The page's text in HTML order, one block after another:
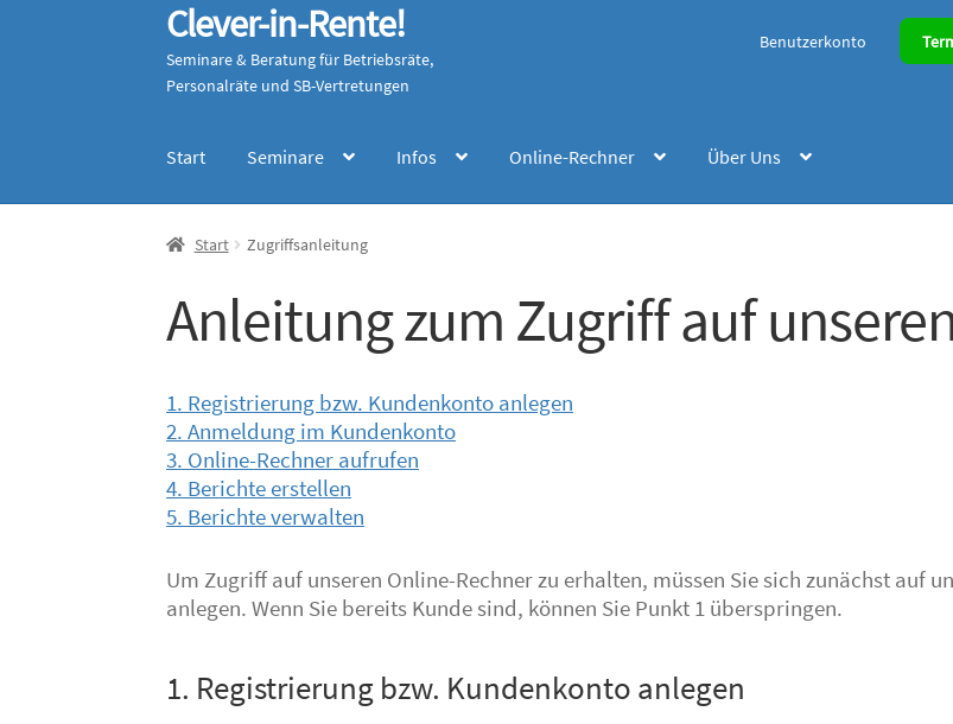
Zur
Navigation
springen
Zum
Inhalt
springen
Clever-in-Rente!
Seminare & Beratung für Betriebsräte,
Personalräte und SB-Vertretungen
Benutzerkonto
Start Seminare Infos Online-Rechner Über Uns
Start Zugriffsanleitung
Anleitung zum Zugriff auf
1. Registrierung bzw. Kundenkonto anlegen
2. Anmeldung im Kundenkonto
3. Online-Rechner aufrufen
4. Berichte erstellen
5. Berichte verwalten
Um Zugriff auf unseren Online-Rechner zu erhalten, müssen Sie sich zunächst auf
anlegen. Wenn Sie bereits Kunde sind, können Sie Punkt 1 überspringen.
1. Registrierung bzw. Kundenkonto anlegen